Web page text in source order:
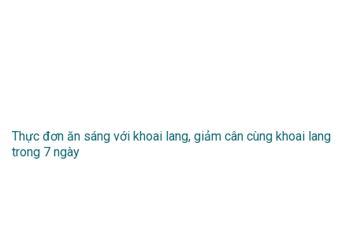
Thực đơn ăn sáng với khoai lang, giảm cân cùng khoai lang
trong 7 ngày